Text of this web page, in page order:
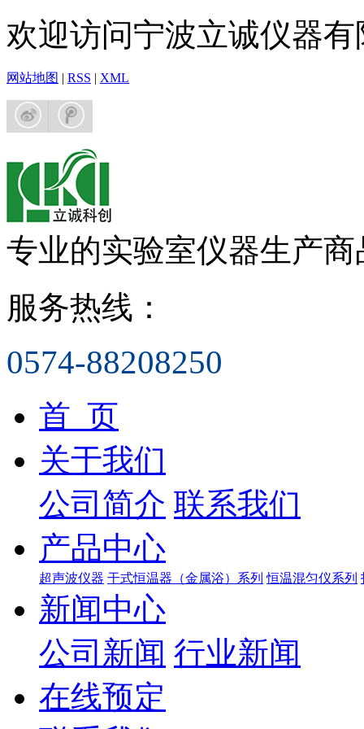
欢迎访问宁波立诚仪器
网站地图 | RSS | XML
专业的实验室仪器生产商
服务热线：
0574-88208250
首 页
关于我们
公司简介 联系我们
产品中心
超声波仪器 干式恒温器（金属浴）系列 恒温混匀仪系列
新闻中心
公司新闻 行业新闻
在线预定